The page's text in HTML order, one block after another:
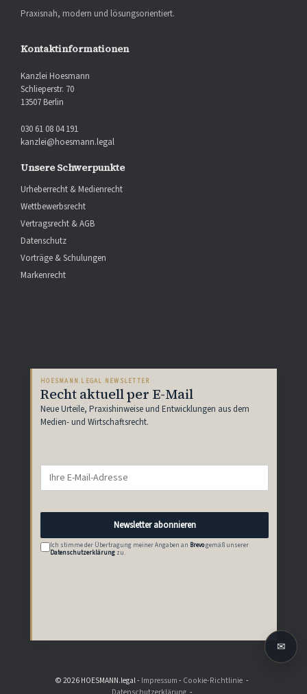
Praxisnah, modern und lösungsorientiert.
Kontaktinformationen
Kanzlei Hoesmann
Schlieperstr. 70
13507 Berlin
030 61 08 04 191
kanzlei@hoesmann.legal
Unsere Schwerpunkte
Urheberrecht & Medienrecht
Wettbewerbsrecht
Vertragsrecht & AGB
Datenschutz
Vorträge & Schulungen
Markenrecht
HOESMANN.LEGAL NEWSLETTER
Recht aktuell per E-Mail
Neue Urteile, Praxishinweise und Entwicklungen aus dem
Medien- und Wirtschaftsrecht.
Mail-
Adresse
Newsletter abonnieren
Ich stimme der Übertragung meiner Angaben an Brevogemäß unserer
Datenschutzerklärung zu.
© 2026 HOESMANN.legal - Impressum- Cookie-Richtlinie
✉